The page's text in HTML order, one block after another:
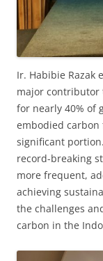
Ir. Habibie Razak
major contributor
for nearly 40% of
embodied
significant
record-breaking
more frequent,
achieving
the challenges
carbon in the